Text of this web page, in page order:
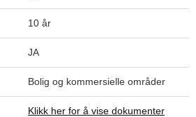
10 år
JA
Bolig og kommersielle områder
Klikk her for å vise dokumenter
Carbon 8007